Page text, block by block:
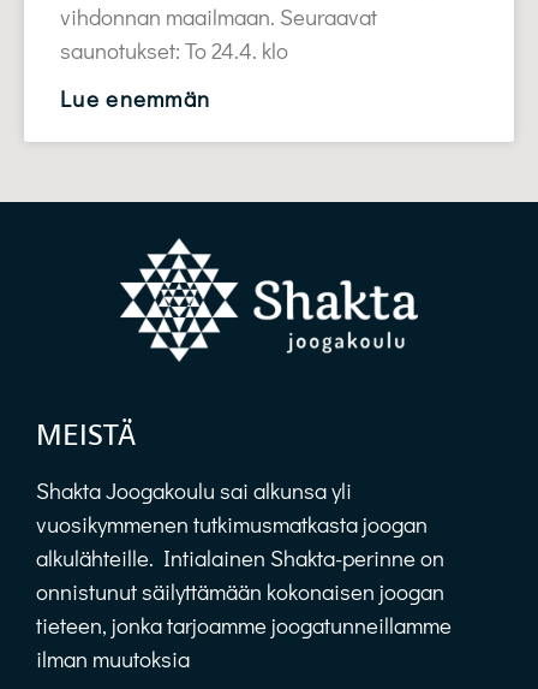
vihdonnan maailmaan. Seuraavat
saunotukset: To 24.4. klo
Lue enemmän
MEISTÄ
Shakta Joogakoulu sai alkunsa yli
vuosikymmenen tutkimusmatkasta joogan
alkulähteille. Intialainen Shakta-perinne on
onnistunut säilyttämään kokonaisen joogan
tieteen, jonka tarjoamme joogatunneillamme
ilman muutoksia